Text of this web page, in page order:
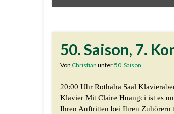
50. Saison, 7.
Von Christian unter50. Saison
20:00 Uhr Rothaha Saal
Klavier Mit Claire Huangci ist es
Ihren Auftritten bei Ihren Zuhörern